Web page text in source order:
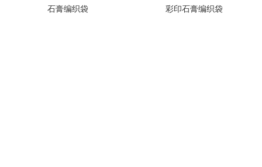
石膏编织袋 彩印石膏编织袋